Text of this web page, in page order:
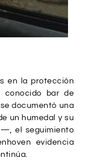
en la protección
conocido bar de
documentó una
un humedal y su
el seguimiento
evidencia